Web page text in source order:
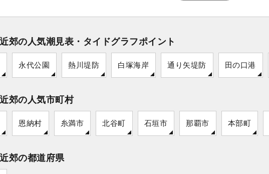
郊の人気潮見表・タイドグラフポイント
永代公園 熱川堤防 白塚海岸 通り矢堤防 田の口港
郊の人気市町村
恩納村 糸満市 北谷町 石垣市 那覇市 本部町
郊の都道府県